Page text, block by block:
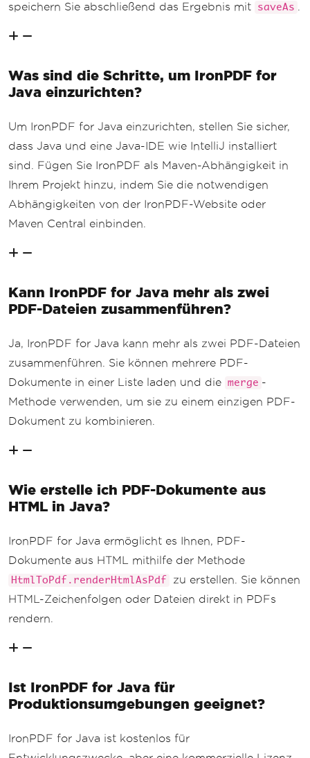
speichern Sie abschließend das Ergebnis mit
saveAs
Was sind die Schritte, um IronPDF for
Java einzurichten?
Um IronPDF for Java einzurichten, stellen Sie sicher,
dass Java und eine Java-IDE wie IntelliJ installiert
sind. Fügen Sie IronPDF als Maven-Abhängigkeit in
Ihrem Projekt hinzu, indem Sie die notwendigen
Abhängigkeiten von der IronPDF-Website oder
Maven Central einbinden.
Kann IronPDF for Java mehr als zwei
PDF-Dateien zusammenführen?
Ja, IronPDF for Java kann mehr als zwei PDF-Dateien
zusammenführen. Sie können mehrere PDF-
Dokumente in einer Liste laden und die merge -
Methode verwenden, um sie zu einem einzigen PDF-
Dokument zu kombinieren.
Wie erstelle ich PDF-Dokumente aus
HTML in Java?
IronPDF for Java ermöglicht es Ihnen, PDF-
Dokumente aus HTML mithilfe der Methode
HtmlToPdf.renderHtmlAsPdf
zu erstellen. Sie können
HTML-Zeichenfolgen oder Dateien direkt in PDFs
rendern.
Ist IronPDF for Java für
Produktionsumgebungen geeignet?
IronPDF for Java ist kostenlos für